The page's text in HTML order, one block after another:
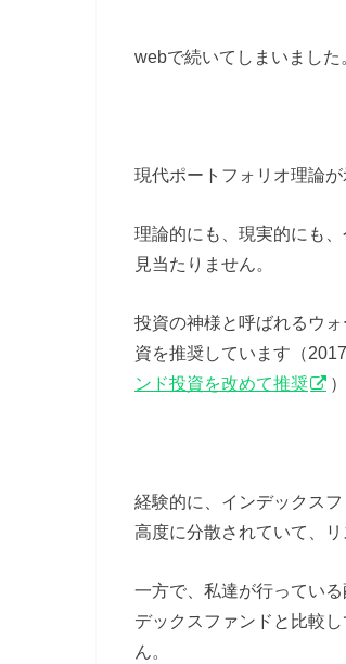
webで続いてしまいました
現代ポートフォリオ理論
理論的にも、現実的にも
見当たりません。
投資の神様と呼ばれるウ
資を推奨しています（
ンド投資を改めて推奨
）
経験的に、インデックス
高度に分散されていて、
一方で、私達が行ってい
デックスファンドと比較
ん。